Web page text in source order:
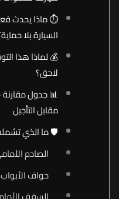
⏱️ ماذا يحدث
السيارة بلا
💰 لماذا هذا
لاحق؟
📊 جدول مقارنة
مقابل التأجيل
🛡️ ما الذي
الصادم
حواف الأبواب